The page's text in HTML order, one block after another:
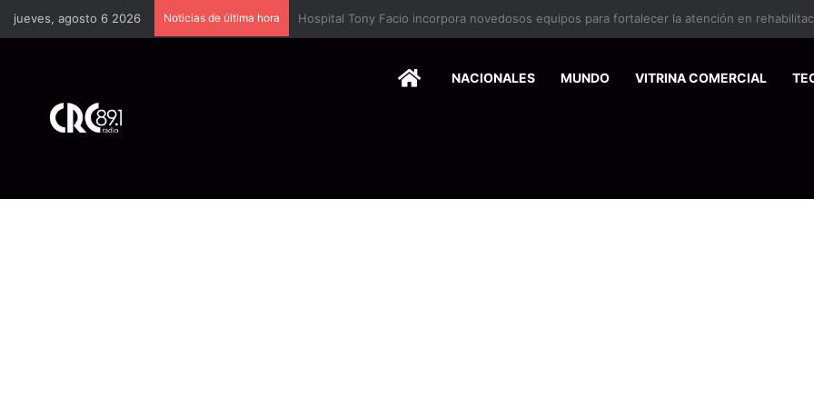
jueves, agosto 6 2026 Noticias de última hora Cámara Costarricense de Pymes capacitará a 200 emprendedores para vender por
HOMENACIONALES MUNDO VITRINA COMERCIAL